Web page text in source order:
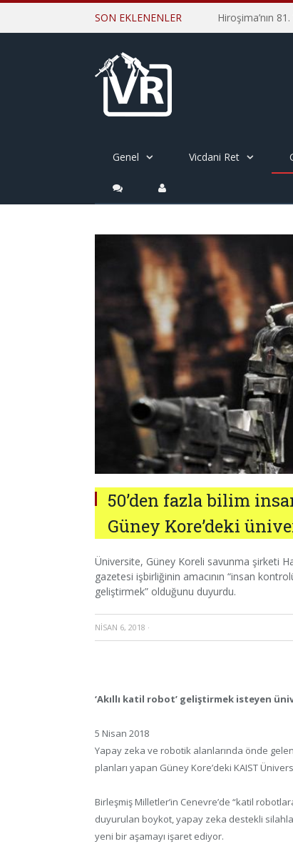
SON EKLENENLER
Genel Vicdani Ret
50’den fazla bilim
Güney Kore’deki
Üniversite, Güney Koreli savunma şirketi
gazetesi işbirliğinin amacının “insan
geliştirmek” olduğunu duyurdu.
NISAN 6, 2018 ·
‘Akıllı katil robot’ geliştirmek isteyen
5 Nisan 2018
Yapay zeka ve robotik alanlarında önde
planları yapan Güney Kore’deki KAIST
Birleşmiş Milletler’in Cenevre’de “katil
duyurulan boykot, yapay zeka destekli
yeni bir aşamayı işaret ediyor.